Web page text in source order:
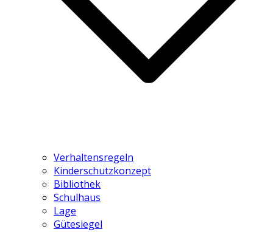
Verhaltensregeln
Kinderschutzkonzept
Bibliothek
Schulhaus
Lage
Gütesiegel